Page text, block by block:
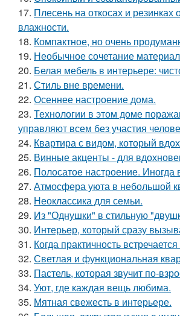
17. Плесень на откосах и
влажности.
18. Компактное, но очень
19. Необычное сочетание
20. Белая мебель в интерьере:
21. Стиль вне времени.
22. Осеннее настроение дома.
23. Технологии в этом доме
управляют всем без участия
24. Квартира с видом, который
25. Винные акценты - для
26. Полосатое настроение.
27. Атмосфера уюта в небольшой
28. Неоклассика для семьи.
29. Из "Однушки" в стильную
30. Интерьер, который сразу
31. Когда практичность
32. Светлая и функциональная
33. Пастель, которая звучит по-
34. Уют, где каждая вещь любима.
35. Мятная свежесть в интерьере.